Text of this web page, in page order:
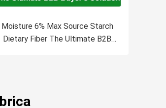
Moisture 6% Max Source Starch
Dietary Fiber The Ultimate B2B